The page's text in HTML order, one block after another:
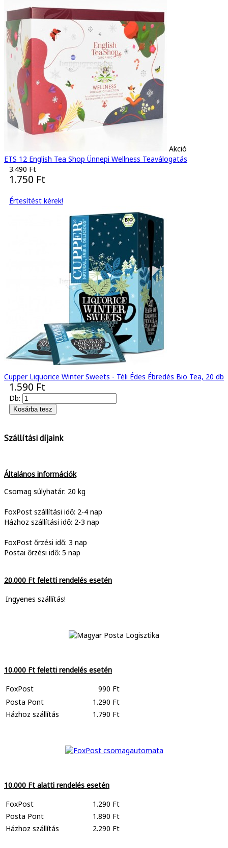
Akció
ETS 12 English Tea Shop Ünnepi Wellness Teaválogatás
3.490 Ft
1.750 Ft
Értesítést kérek!
Cupper Liquorice Winter Sweets - Téli Édes Ébredés Bio Tea, 20 db
1.590 Ft
Db:
Szállítási díjaink
Általános információk
Csomag súlyhatár: 20 kg
FoxPost szállítási idő: 2-4 nap
Házhoz szállítási idő: 2-3 nap
FoxPost őrzési idő: 3 nap
Postai őrzési idő: 5 nap
20.000 Ft feletti rendelés esetén
Ingyenes szállítás!
10.000 Ft feletti rendelés esetén
FoxPost
990 Ft
Posta Pont
1.290 Ft
Házhoz szállítás
1.790 Ft
10.000 Ft alatti rendelés esetén
FoxPost
1.290 Ft
Posta Pont
1.890 Ft
Házhoz szállítás
2.290 Ft